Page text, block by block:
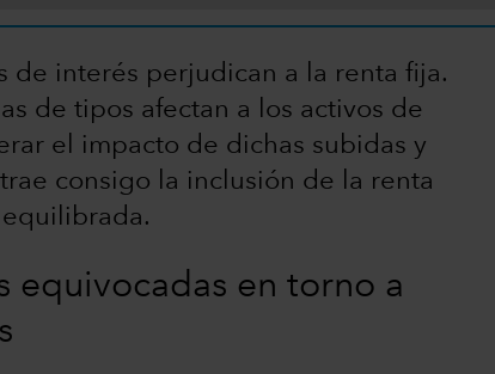
de interés perjudican a la renta fija.
de tipos afectan a los activos de
el impacto de dichas subidas y
consigo la inclusión de la renta
equivocadas en torno a